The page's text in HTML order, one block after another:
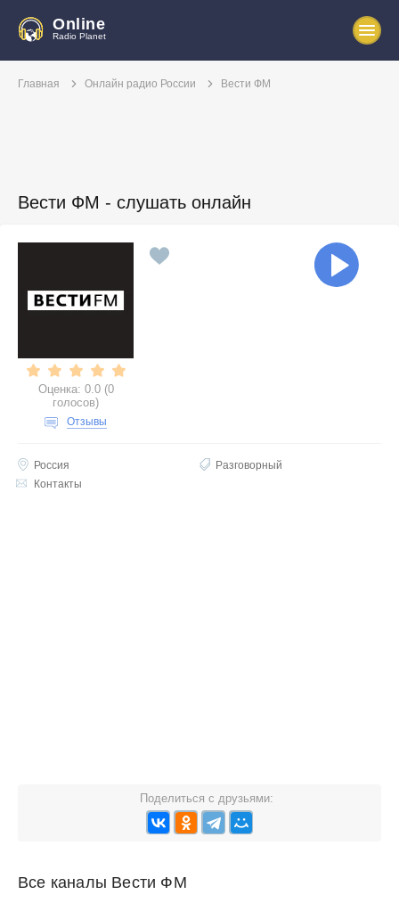
Online
Radio Planet
Главная Онлайн радио России Вести ФМ
Вести ФМ - слушать онлайн
Оценка: 0.0 (0
голосов)
Отзывы
Россия
Разговорный
Контакты
Поделиться с друзьями:
Все каналы Вести ФМ